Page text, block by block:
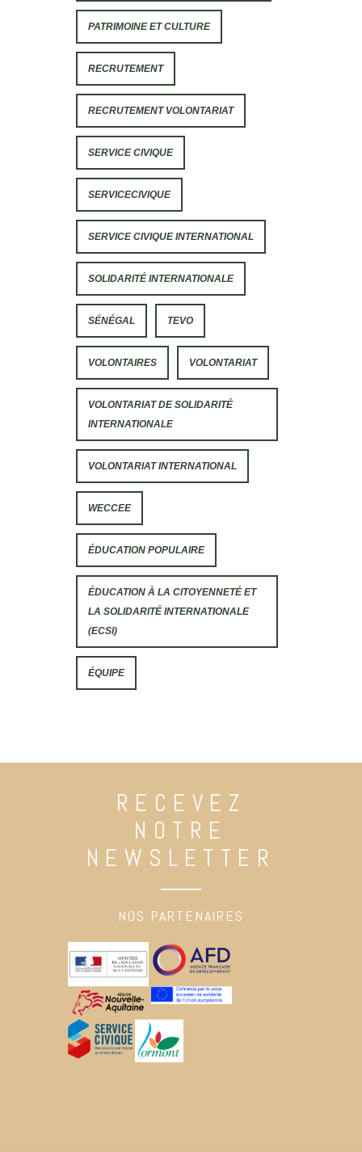
PATRIMOINE ET CULTURE
RECRUTEMENT
RECRUTEMENT VOLONTARIAT
SERVICE CIVIQUE
SERVICECIVIQUE
SERVICE CIVIQUE INTERNATIONAL
SOLIDARITÉ INTERNATIONALE
SÉNÉGAL TEVO
VOLONTAIRES VOLONTARIAT
VOLONTARIAT DE SOLIDARITÉ
INTERNATIONALE
VOLONTARIAT INTERNATIONAL
WECCEE
ÉDUCATION POPULAIRE
ÉDUCATION À LA CITOYENNETÉ ET
LA SOLIDARITÉ INTERNATIONALE
(ECSI)
ÉQUIPE
RECEVEZ
NOTRE
NEWSLETTER
NOS PARTENAIRES